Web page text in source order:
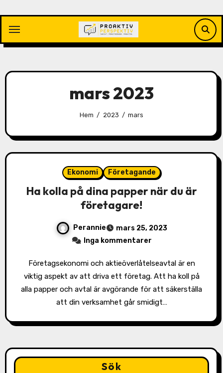
innehåll
mars 2023
Hem 2023 mars
Ekonomi Företagande
Ha kolla på dina papper när du är
företagare!
Perannie
mars 25, 2023
Inga kommentarer
Företagsekonomi och aktieöverlåtelseavtal är en
viktig aspekt av att driva ett företag. Att ha koll på
alla papper och avtal är avgörande för att säkerställa
att din verksamhet går smidigt…
Sök